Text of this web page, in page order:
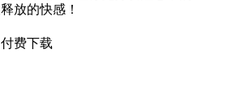
放的快感！
费下载